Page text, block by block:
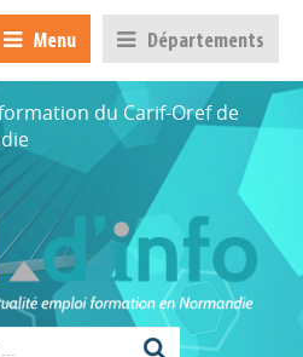
Menu Départements
du Carif-Oref de